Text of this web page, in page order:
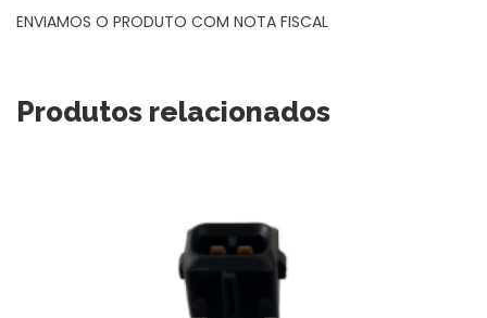
ENVIAMOS O PRODUTO COM NOTA FISCAL
Produtos relacionados